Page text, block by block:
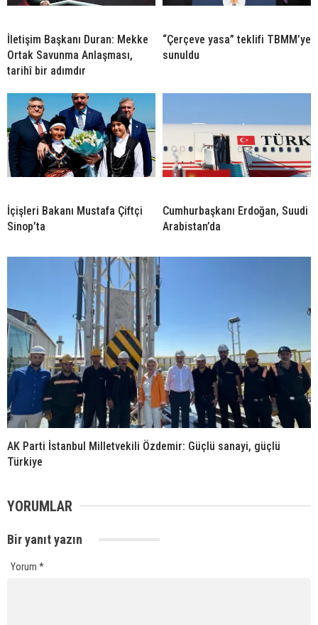
İletişim Başkanı Duran: Mekke
Ortak Savunma Anlaşması,
tarihî bir adımdır
“Çerçeve yasa” teklifi TBMM’ye
sunuldu
İçişleri Bakanı Mustafa Çiftçi
Sinop’ta
Cumhurbaşkanı Erdoğan, Suudi
Arabistan’da
AK Parti İstanbul Milletvekili Özdemir: Güçlü sanayi, güçlü
Türkiye
YORUMLAR
Bir yanıt yazın
Yorum *